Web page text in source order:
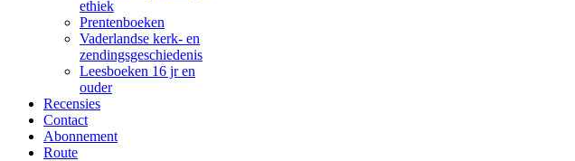
ethiek
Prentenboeken
Vaderlandse kerk- en
zendingsgeschiedenis
Leesboeken 16 jr en
ouder
Recensies
Contact
Abonnement
Route